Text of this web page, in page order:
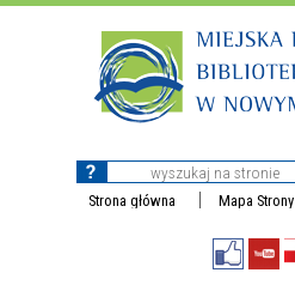
Strona główna Mapa Strony